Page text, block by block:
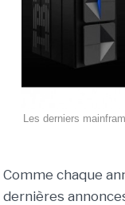
Les derniers
Comme chaque
dernières